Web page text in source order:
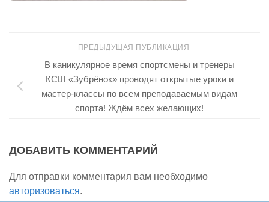
ПРЕДЫДУЩАЯ ПУБЛИКАЦИЯ
В каникулярное время спортсмены и тренеры
КСШ «Зубрёнок» проводят открытые уроки и
мастер-классы по всем преподаваемым видам
спорта! Ждём всех желающих!
ДОБАВИТЬ КОММЕНТАРИЙ
Для отправки комментария вам необходимо
авторизоваться.